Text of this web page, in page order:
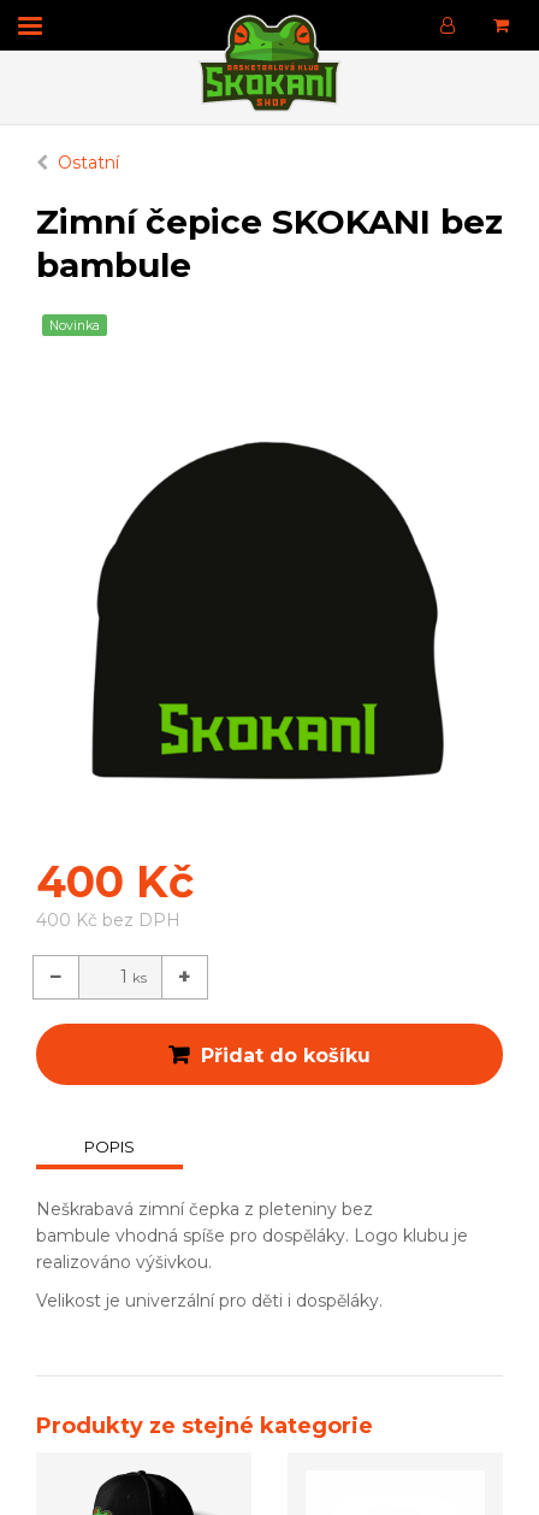
Ostatní
Zimní čepice SKOKANI bez
bambule
Novinka
400 Kč
400 Kč bez DPH
− ks +
Přidat do košíku
POPIS
Neškrabavá zimní čepka z pleteniny bez
bambule vhodná spíše pro dospěláky. Logo klubu je
realizováno výšivkou.
Velikost je univerzální pro děti i dospěláky.
Produkty ze stejné kategorie